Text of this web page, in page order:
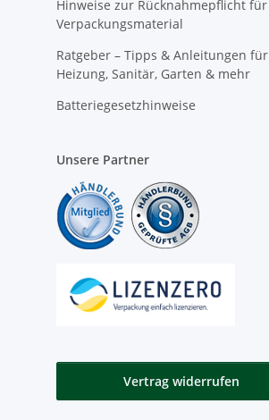
Hinweise zur Rücknahmepflicht für
Verpackungsmaterial
Ratgeber – Tipps & Anleitungen für
Heizung, Sanitär, Garten & mehr
Batteriegesetzhinweise
Unsere Partner
Vertrag widerrufen